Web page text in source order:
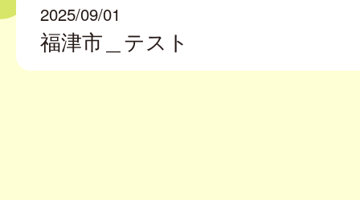
2025/09/01
福津市＿テスト